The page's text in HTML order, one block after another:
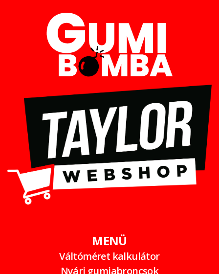
MENÜ
Váltóméret kalkulátor
Nyári gumiabroncsok